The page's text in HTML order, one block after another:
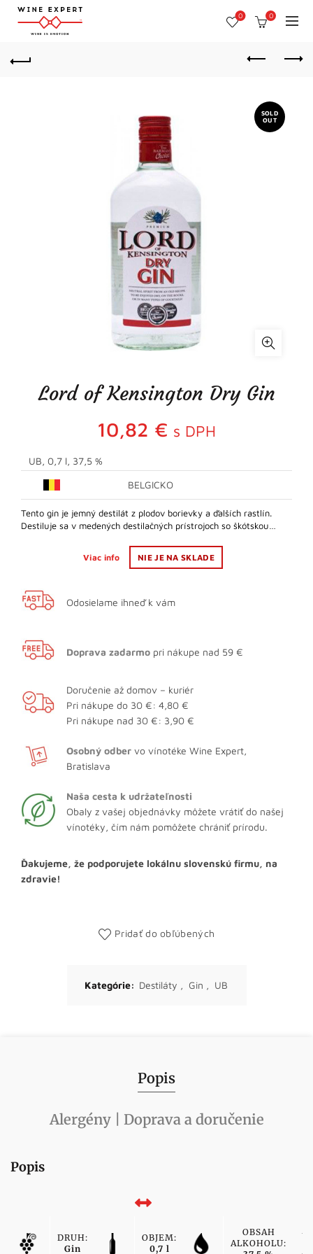
0 0
SOLD
OUT
Lord of Kensington Dry Gin
10,82 € s DPH
UB, 0,7 l, 37,5 %
BELGICKO
Tento gin je jemný destilát z plodov borievky a ďalších rastlín.
Destiluje sa v medených destilačných prístrojoch so škótskou…
Viac info NIE JE NA SKLADE
Odosielame ihneď k vám
Doprava zadarmo pri nákupe nad 59 €
Doručenie až domov – kuriér
Pri nákupe do 30 €: 4,80 €
Pri nákupe nad 30 €: 3,90 €
Osobný odber vo vínotéke Wine Expert,
Bratislava
Naša cesta k udržateľnosti
Obaly z vašej objednávky môžete vrátiť do našej
vínotéky, čím nám pomôžete chrániť prírodu.
Ďakujeme, že podporujete lokálnu slovenskú firmu, na
zdravie!
Pridať do obľúbených
Kategórie: Destiláty , Gin , UB
Popis
Alergény | Doprava a doručenie
Popis
DRUH:
Gin
OBJEM:
0,7 l
OBSAH
ALKOHOLU: